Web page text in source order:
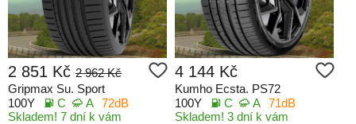
2 851 Kč 2 962 Kč
Gripmax Su. Sport
100Y
C A 72dB
Skladem! 7 dní k vám
4 144 Kč
Kumho Ecsta. PS72
100Y
C A 71dB
Skladem! 3 dní k vám